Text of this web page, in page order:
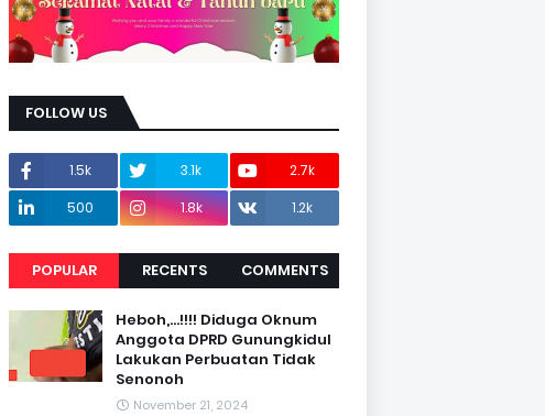
FOLLOW US
1.5k 3.1k
2.7k
500
1.8k 1.2k
POPULAR RECENTS COMMENTS
Heboh,...!!!! Diduga Oknum
Anggota DPRD Gunungkidul
Lakukan Perbuatan Tidak
Senonoh
November 21, 2024